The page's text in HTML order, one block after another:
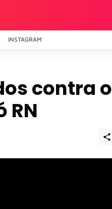
INSTAGRAM
contra o
RN